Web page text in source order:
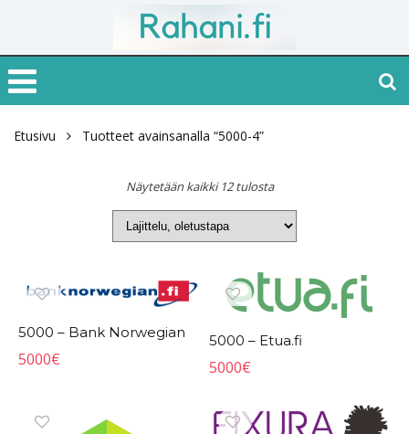
Etusivu Tuotteet avainsanalla “5000-4”
Näytetään kaikki 12 tulosta
5000 – Bank Norwegian
5000€
5000 – Etua.fi
5000€